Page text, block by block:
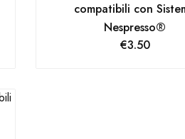
compatibili con
Nespresso®
€3.50